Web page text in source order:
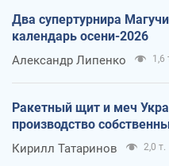
Два супертурнира
календарь осени-2026
Александр Липенко 1,6
Ракетный щит и меч
производство
Кирилл Татаринов 2,0 т.